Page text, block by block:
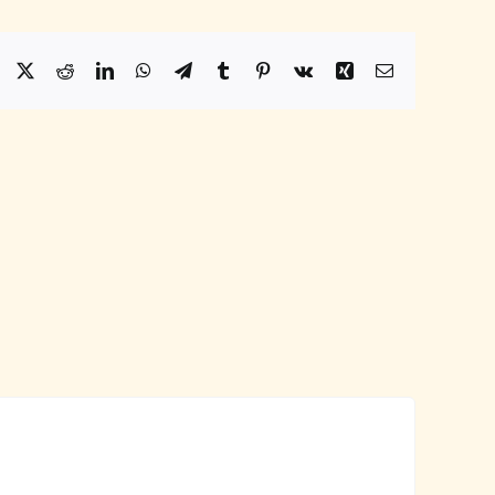
Facebook
X RedditLinkedInWhatsApp
TelegramTumblr Pinterest
Vk Xing Email